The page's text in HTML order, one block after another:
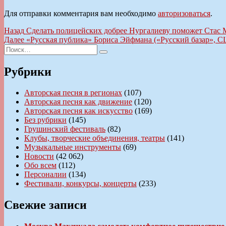
Для отправки комментария вам необходимо авторизоваться.
Навигация
по
записям
Назад Предыдущая
запись:
Сделать полицейских добрее Нургалиеву поможет Стас
Далее Следующая
«Русская публика» Бориса Эйфмана («Русский базар»,
Искать:
Поиск
Рубрики
Авторская песня в регионах (107)
Авторская песня как движение (120)
Авторская песня как искусство (169)
Без рубрики (145)
Грушинский фестиваль (82)
Клубы, творческие объединения, театры (141)
Музыкальные инструменты (69)
Новости (42 062)
Обо всем (112)
Персоналии (134)
Фестивали, конкурсы, концерты (233)
Свежие записи